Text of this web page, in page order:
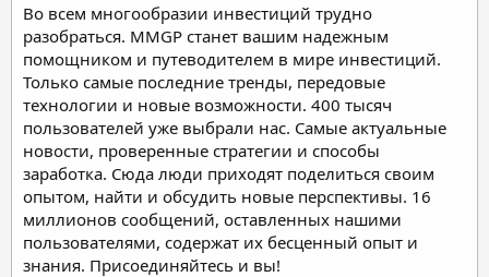
Во всем многообразии инвестиций трудно
разобраться. MMGP станет вашим надежным
помощником и путеводителем в мире инвестиций.
Только самые последние тренды, передовые
технологии и новые возможности. 400 тысяч
пользователей уже выбрали нас. Самые актуальные
новости, проверенные стратегии и способы
заработка. Сюда люди приходят поделиться своим
опытом, найти и обсудить новые перспективы. 16
миллионов сообщений, оставленных нашими
пользователями, содержат их бесценный опыт и
знания. Присоединяйтесь и вы!